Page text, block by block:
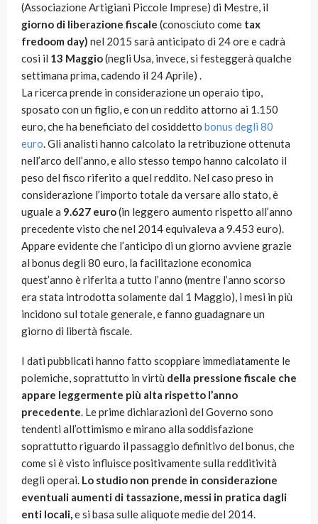
(Associazione Artigiani Piccole Imprese) di Mestre, il
giorno di liberazione fiscale (conosciuto come tax
fredoom day) nel 2015 sarà anticipato di 24 ore e cadrà
cosi il 13 Maggio(negli Usa, invece, si festeggerà qualche
settimana prima, cadendo il 24 Aprile) .
La ricerca prende in considerazione un operaio tipo,
sposato con un figlio, e con un reddito attorno ai 1.150
euro, che ha beneficiato del cosiddetto bonus degli 80
euro. Gli analisti hanno calcolato la retribuzione ottenuta
nell’arco dell’anno, e allo stesso tempo hanno calcolato il
peso del fisco riferito a quel reddito. Nel caso preso in
considerazione l’importo totale da versare allo stato, è
uguale a 9.627 euro(in leggero aumento rispetto all’anno
precedente visto che nel 2014 equivaleva a 9.453 euro).
Appare evidente che l’anticipo di un giorno avviene grazie
al bonus degli 80 euro, la facilitazione economica
quest’anno è riferita a tutto l’anno (mentre l’anno scorso
era stata introdotta solamente dal 1 Maggio), i mesi in più
incidono sul totale generale, e fanno guadagnare un
giorno di libertà fiscale.
I dati pubblicati hanno fatto scoppiare immediatamente le
polemiche, soprattutto in virtù della pressione fiscale che
appare leggermente più alta rispetto l’anno
precedente. Le prime dichiarazioni del Governo sono
tendenti all’ottimismo e mirano alla soddisfazione
soprattutto riguardo il passaggio definitivo del bonus, che
come si è visto influisce positivamente sulla redditività
degli operai. Lo studio non prende in considerazione
eventuali aumenti di tassazione, messi in pratica dagli
enti locali,e si basa sulle aliquote medie del 2014.